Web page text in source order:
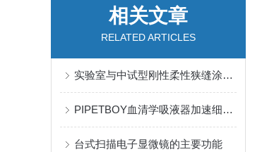
相关文章
RELATED ARTICLES
实验室与中试型刚性柔性狭缝涂布机应用
PIPETBOY血清学吸液器加速细胞培养的详细工作流程
台式扫描电子显微镜的主要功能